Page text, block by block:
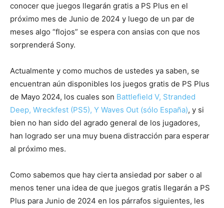
conocer que juegos llegarán gratis a PS Plus en el
próximo mes de Junio de 2024 y luego de un par de
meses algo “flojos” se espera con ansias con que nos
sorprenderá Sony.
Actualmente y como muchos de ustedes ya saben, se
encuentran aún disponibles los juegos gratis de PS Plus
de Mayo 2024, los cuales son Battlefield V, Stranded
Deep, Wreckfest (PS5), Y Waves Out (sólo España), y si
bien no han sido del agrado general de los jugadores,
han logrado ser una muy buena distracción para esperar
al próximo mes.
Como sabemos que hay cierta ansiedad por saber o al
menos tener una idea de que juegos gratis llegarán a PS
Plus para Junio de 2024 en los párrafos siguientes, les